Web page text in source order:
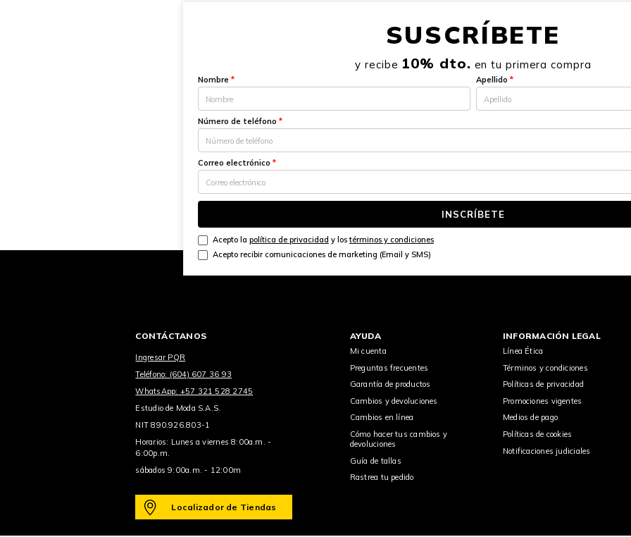
SUSCRÍBETE
y recibe 10% dto. en tu primera compra
Nombre * Apellido *
Número de teléfono *
Correo electrónico *
INSCRÍBETE
Acepto la política de privacidad y lostérminos y condiciones
Acepto recibir comunicaciones de marketing (Email y SMS)
CONTÁCTANOS
Ingresar PQR
Teléfono: (604) 607 36 93
WhatsApp: +57 321 528 2745
Estudio de Moda S.A.S.
NIT 890.926.803-1
Horarios: Lunes a viernes 8:00a.m. -
6:00p.m.
sábados 9:00a.m. - 12:00m
Localizador de Tiendas
AYUDA
Mi cuenta
Preguntas frecuentes
Garantía de productos
Cambios y devoluciones
Cambios en línea
Cómo hacer tus cambios y
devoluciones
Guía de tallas
Rastrea tu pedido
INFORMACIÓN LEGAL
Línea Ética
Términos y condiciones
Políticas de privacidad
Promociones vigentes
Medios de pago
Políticas de cookies
Notificaciones judiciales